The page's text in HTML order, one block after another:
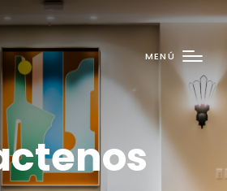
MENÚ